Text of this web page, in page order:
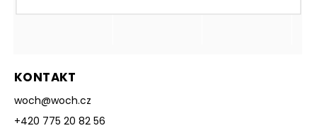
KONTAKT
woch@woch.cz
+420 775 20 82 56